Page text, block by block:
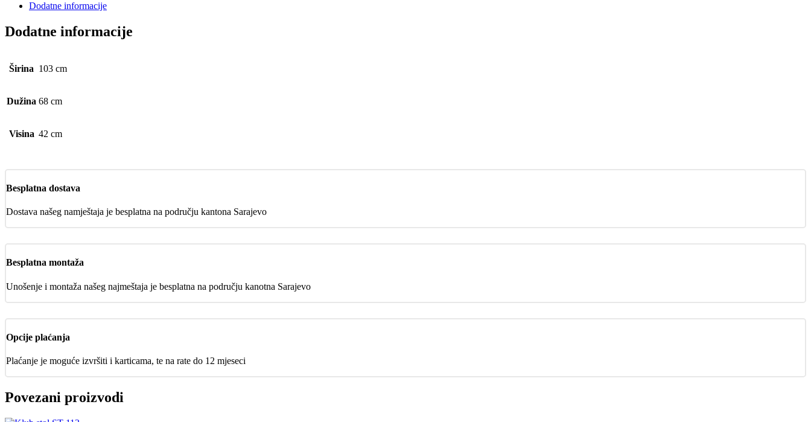
Dodatne informacije
Dodatne informacije
Širina 103 cm
Dužina 68 cm
Visina 42 cm
Besplatna dostava
Dostava našeg namještaja je besplatna na području kantona Sarajevo
Besplatna montaža
Unošenje i montaža našeg najmeštaja je besplatna na području kanotna Sarajevo
Opcije plaćanja
Plaćanje je moguće izvršiti i karticama, te na rate do 12 mjeseci
Povezani proizvodi